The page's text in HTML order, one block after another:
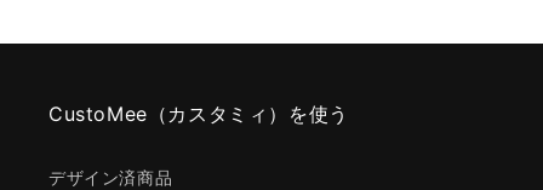
CustoMee（カスタミィ）を使う
デザイン済商品